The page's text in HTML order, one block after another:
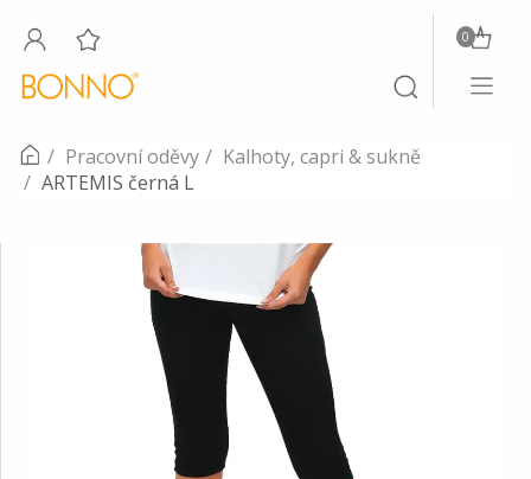
Toggle
search
0
Toggle
Pracovní oděvy
Kalhoty, capri & sukně
ARTEMIS černá L